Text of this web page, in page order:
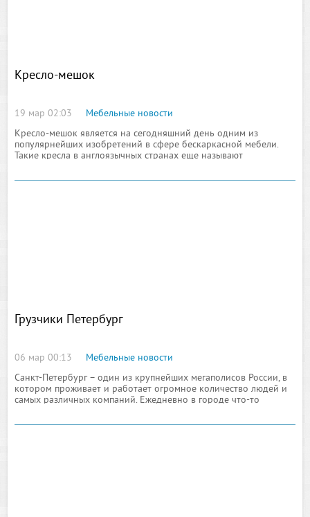
Кресло-мешок
19 мар 02:03
Мебельные новости
Кресло-мешок является на сегодняшний день одним из
популярнейших изобретений в сфере бескаркасной мебели.
Такие кресла в англоязычных странах еще называют
выступает пластиковый мешок, который наполнен
Грузчики Петербург
06 мар 00:13
Мебельные новости
Санкт-Петербург – один из крупнейших мегаполисов России, в
котором проживает и работает огромное количество людей и
самых различных компаний. Ежедневно в городе что-то